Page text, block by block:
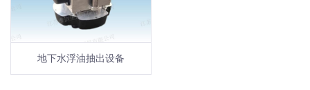
地下水浮油抽出设备